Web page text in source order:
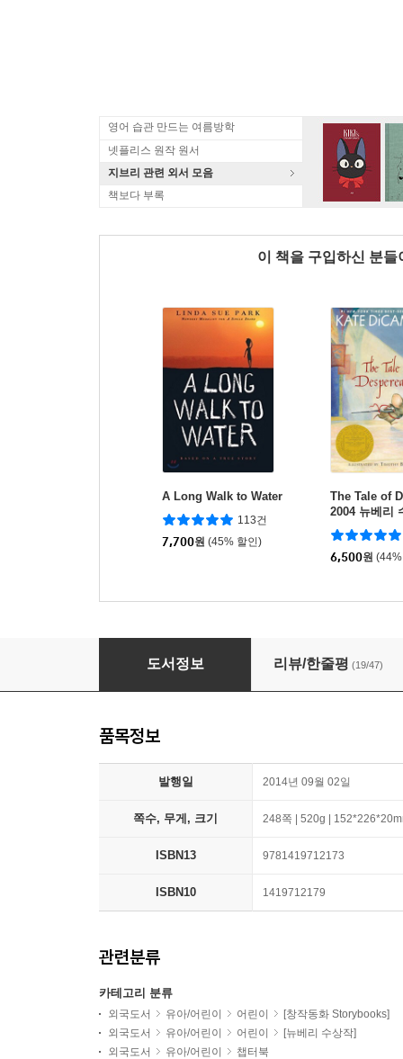
영어 습관 만드는 여름방학
넷플리스 원작 원서
지브리 관련 외서 모음
책보다 부록
이 책을 구입하신 분
A Long Walk to Water
113건
7,700원 (45% 할인)
The Tale of
2004 뉴베리
6,500원
El Deafo : 2015 뉴베리 아너
도서정보 리뷰/한줄평 (19/47)
품목정보
발행일 2014년 09월 02일
쪽수, 무게, 크기 248쪽 | 520g |
ISBN13 9781419712173
ISBN10 1419712179
관련분류
카테고리 분류
외국도서 유아/어린이 어린이
[창작동화 Storybooks]
외국도서
유아/어린이 어린이
[뉴베리 수상작]
외국도서
유아/어린이 챕터북